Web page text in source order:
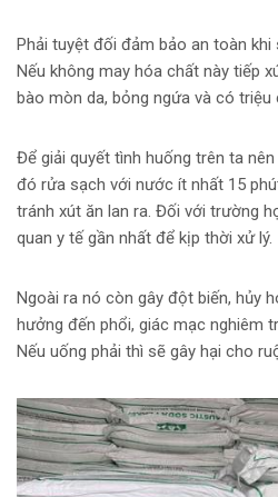
Phải tuyệt đối đảm bảo an toàn khi
Nếu không may hóa chất này tiếp
bào mòn da, bỏng ngứa và có triệu
Để giải quyết tình huống trên ta
đó rửa sạch với nước ít nhất 15
tránh xút ăn lan ra. Đối với trường
quan y tế gần nhất để kịp thời xử lý.
Ngoài ra nó còn gây đột biến, hủy
hưởng đến phổi, giác mạc nghiêm
Nếu uống phải thì sẽ gây hại cho